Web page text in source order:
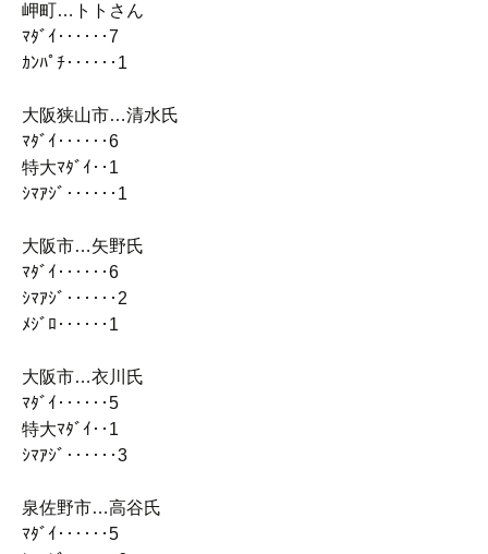
岬町…トトさん
ﾏﾀﾞｲ‥‥‥7
ｶﾝﾊﾟﾁ‥‥‥1
大阪狭山市…清水氏
ﾏﾀﾞｲ‥‥‥6
特大ﾏﾀﾞｲ‥1
ｼﾏｱｼﾞ‥‥‥1
大阪市…矢野氏
ﾏﾀﾞｲ‥‥‥6
ｼﾏｱｼﾞ‥‥‥2
ﾒｼﾞﾛ‥‥‥1
大阪市…衣川氏
ﾏﾀﾞｲ‥‥‥5
特大ﾏﾀﾞｲ‥1
ｼﾏｱｼﾞ‥‥‥3
泉佐野市…高谷氏
ﾏﾀﾞｲ‥‥‥5